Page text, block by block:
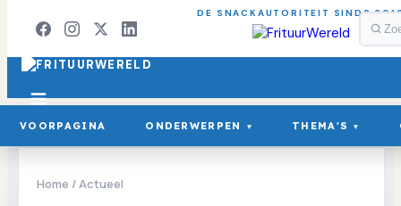
DE SNACKAUTORITEIT SINDS
VOORPAGINA ONDERWERPEN ▾ THEMA'S ▾
Home /Actueel